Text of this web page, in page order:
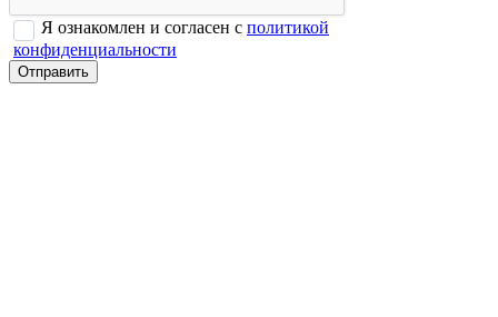
Я ознакомлен и согласен с политикой
конфиденциальности